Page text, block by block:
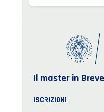
Il master in Breve
ISCRIZIONI